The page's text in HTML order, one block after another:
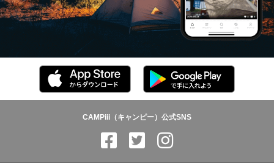
CAMPiii（キャンピー）公式SNS